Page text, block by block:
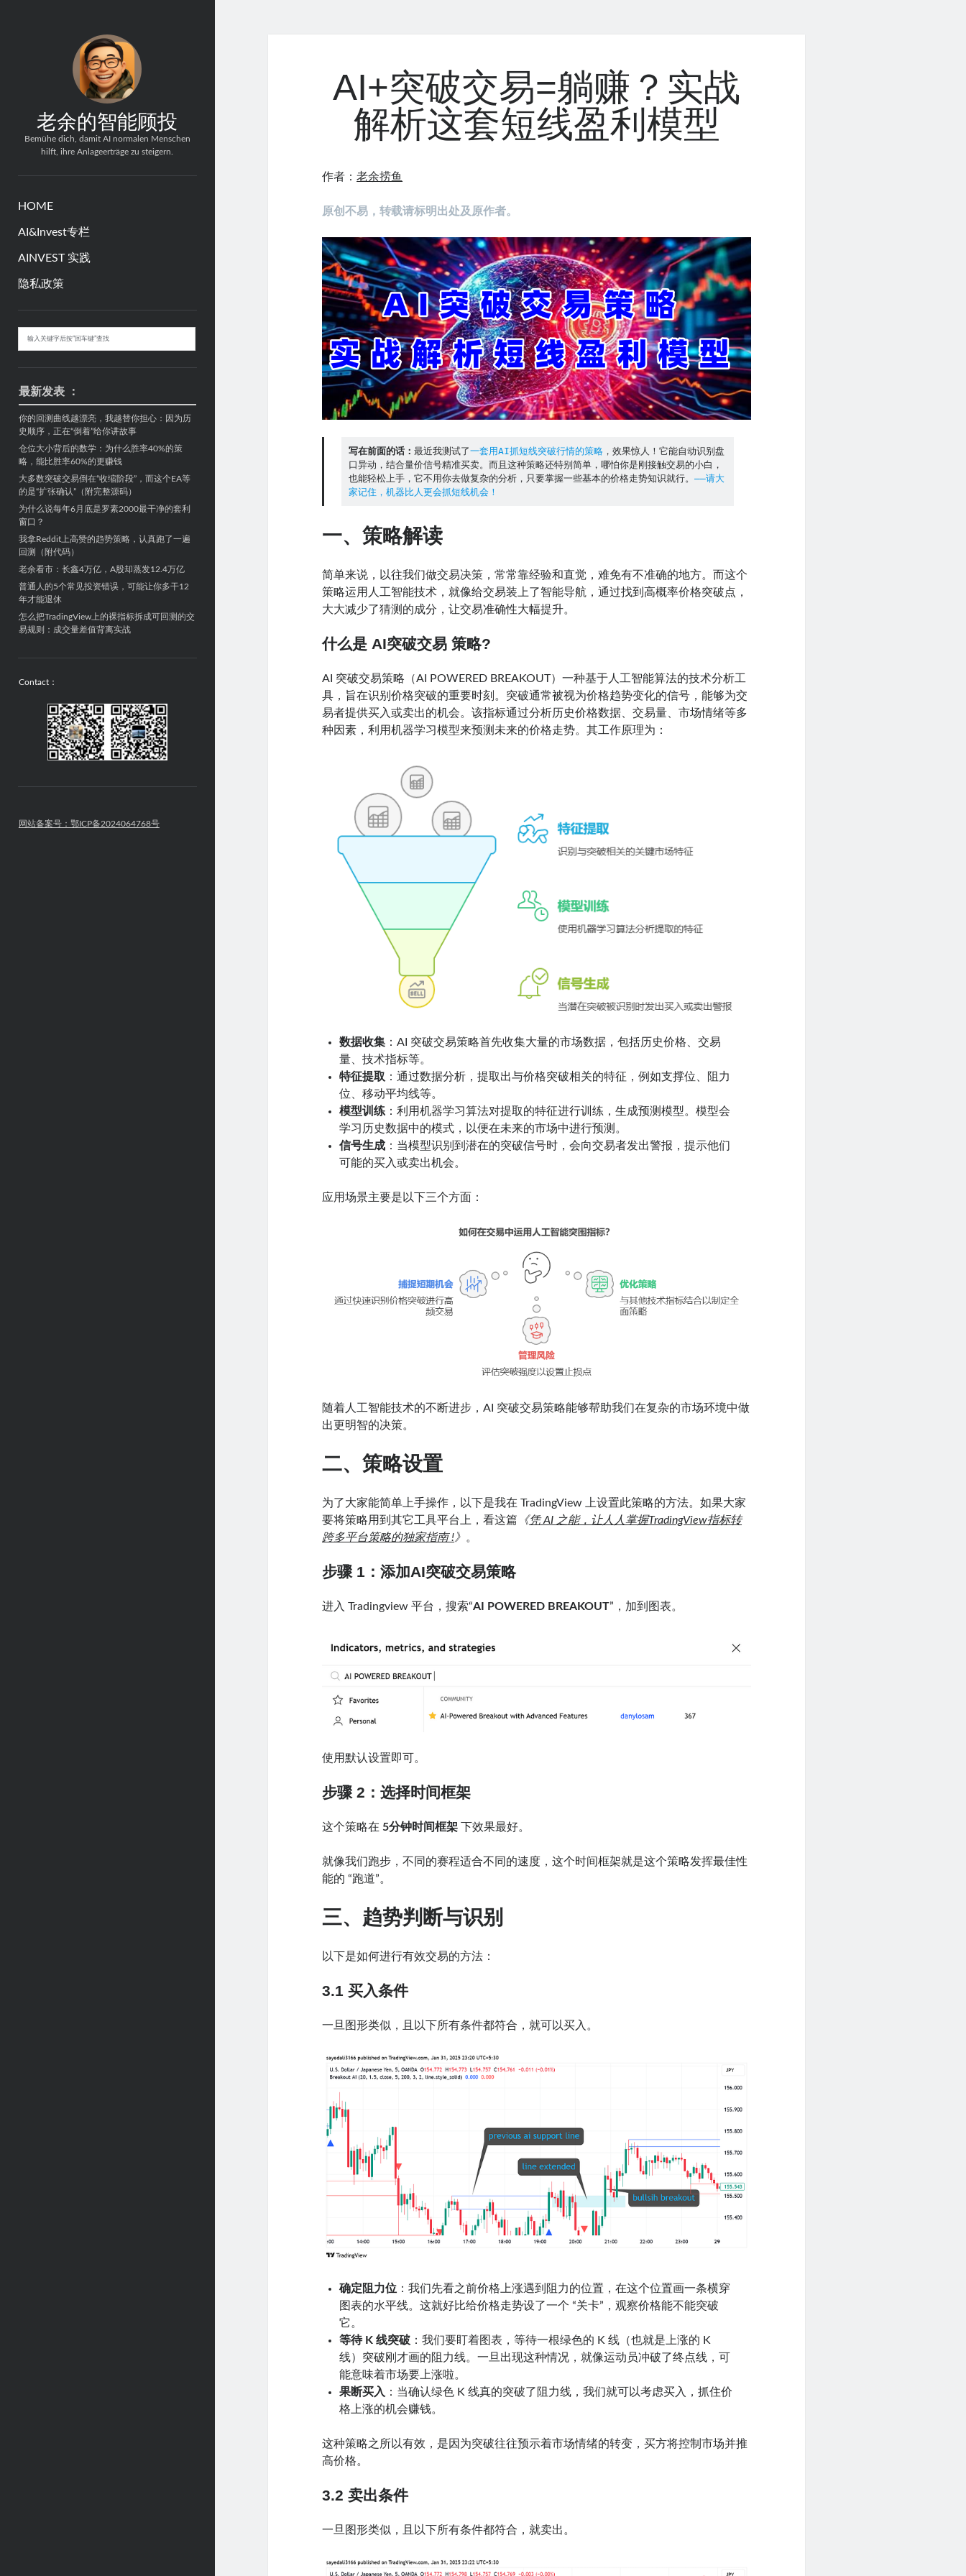
老余的智能顾投
Bemühe dich, damit AI normalen Menschen
hilft, ihre Anlageerträge zu steigern.
HOME
AI&Invest专栏
AINVEST 实践
隐私政策
Sidebar
最新发表 ：
你的回测曲线越漂亮，我越替你担心：因为历
史顺序，正在“倒着”给你讲故事
仓位大小背后的数学：为什么胜率40%的策
略，能比胜率60%的更赚钱
大多数突破交易倒在“收缩阶段”，而这个EA等
的是“扩张确认”（附完整源码）
为什么说每年6月底是罗素2000最干净的套利
窗口？
我拿Reddit上高赞的趋势策略，认真跑了一遍
回测（附代码）
老余看市：长鑫4万亿，A股却蒸发12.4万亿
普通人的5个常见投资错误，可能让你多干12
年才能退休
怎么把TradingView上的裸指标拆成可回测的交
易规则：成交量差值背离实战
Contact：
网站备案号：鄂ICP备2024064768号
AI+突破交易=躺赚？实战
解析这套短线盈利模型
作者：老余捞鱼
原创不易，转载请标明出处及原作者。
写在前面的话： 最近我测试了一套用AI抓短线突破行情的策略，效果惊人！它能自动识别盘
口异动，结合量价信号精准买卖。而且这种策略还特别简单，哪怕你是刚接触交易的小白，
也能轻松上手，它不用你去做复杂的分析，只要掌握一些基本的价格走势知识就行。 ——请大
家记住，机器比人更会抓短线机会！
一、策略解读
简单来说，以往我们做交易决策，常常靠经验和直觉，难免有不准确的地方。而这个
策略运用人工智能技术，就像给交易装上了智能导航，通过找到高概率价格突破点，
大大减少了猜测的成分，让交易准确性大幅提升。
什么是 AI突破交易 策略?
AI 突破交易策略（AI POWERED BREAKOUT）一种基于人工智能算法的技术分析工
具，旨在识别价格突破的重要时刻。突破通常被视为价格趋势变化的信号，能够为交
易者提供买入或卖出的机会。该指标通过分析历史价格数据、交易量、市场情绪等多
种因素，利用机器学习模型来预测未来的价格走势。其工作原理为：
数据收集 ：AI 突破交易策略首先收集大量的市场数据，包括历史价格、交易
量、技术指标等。
特征提取 ：通过数据分析，提取出与价格突破相关的特征，例如支撑位、阻力
位、移动平均线等。
模型训练 ：利用机器学习算法对提取的特征进行训练，生成预测模型。模型会
学习历史数据中的模式，以便在未来的市场中进行预测。
信号生成 ：当模型识别到潜在的突破信号时，会向交易者发出警报，提示他们
可能的买入或卖出机会。
应用场景主要是以下三个方面：
随着人工智能技术的不断进步，AI 突破交易策略能够帮助我们在复杂的市场环境中做
出更明智的决策。
二、策略设置
为了大家能简单上手操作，以下是我在 TradingView 上设置此策略的方法。如果大家
要将策略用到其它工具平台上，看这篇 《凭 AI 之能，让人人掌握TradingView指标转
跨多平台策略的独家指南 !》 。
步骤 1：添加AI突破交易策略
进入 Tradingview 平台，搜索“AI POWERED BREAKOUT”，加到图表。
使用默认设置即可。
步骤 2：选择时间框架
这个策略在 5分钟时间框架 下效果最好。
就像我们跑步，不同的赛程适合不同的速度，这个时间框架就是这个策略发挥最佳性
能的 “跑道”。
三、趋势判断与识别
以下是如何进行有效交易的方法：
3.1 买入条件
一旦图形类似，且以下所有条件都符合，就可以买入。
确定阻力位 ：我们先看之前价格上涨遇到阻力的位置，在这个位置画一条横穿
图表的水平线。这就好比给价格走势设了一个 “关卡”，观察价格能不能突破
它。
等待 K 线突破 ：我们要盯着图表，等待一根绿色的 K 线（也就是上涨的 K
线）突破刚才画的阻力线。一旦出现这种情况，就像运动员冲破了终点线，可
能意味着市场要上涨啦。
果断买入 ：当确认绿色 K 线真的突破了阻力线，我们就可以考虑买入，抓住价
格上涨的机会赚钱。
这种策略之所以有效，是因为突破往往预示着市场情绪的转变，买方将控制市场并推
高价格。
3.2卖出条件
一旦图形类似，且以下所有条件都符合，就卖出。